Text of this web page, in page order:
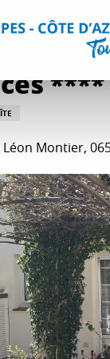
Léon Montier,